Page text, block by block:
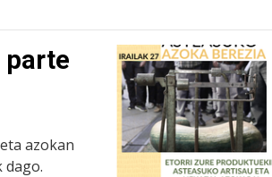
parte
azokan